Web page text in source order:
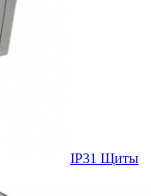
IP31 Щиты